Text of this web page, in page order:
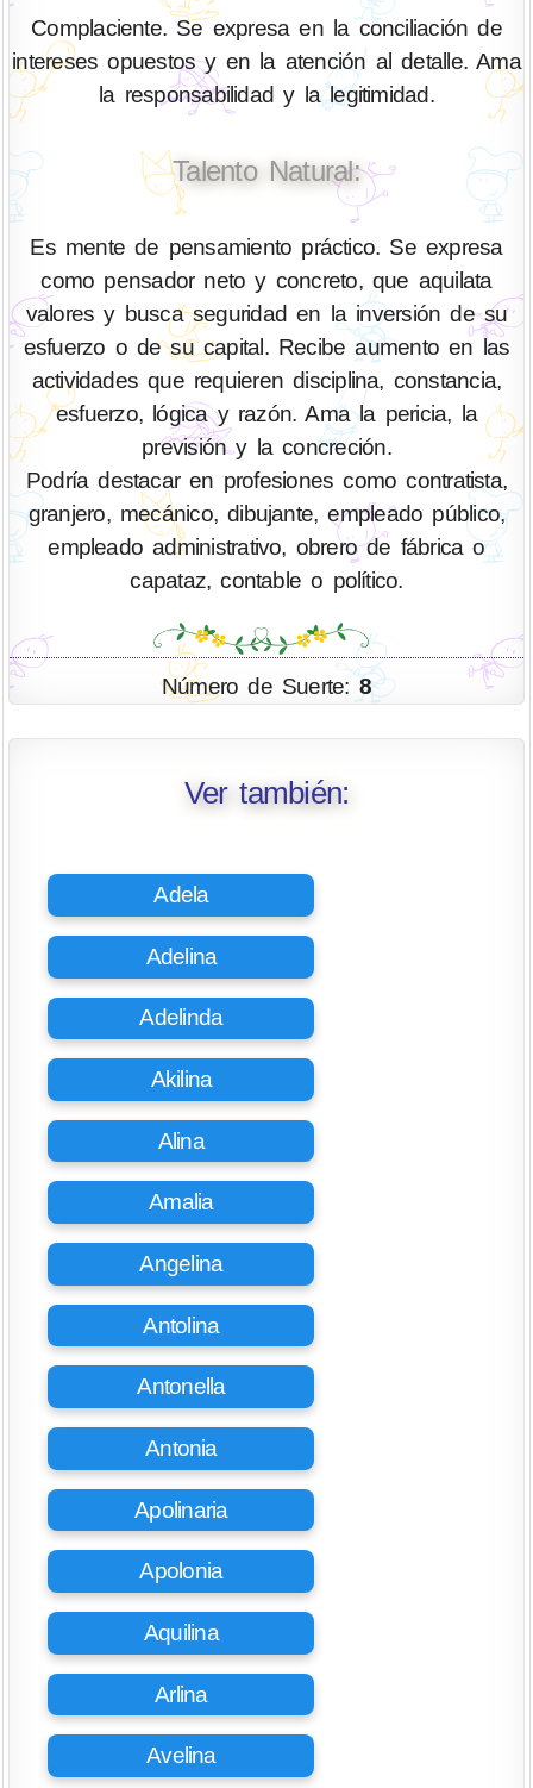
Complaciente. Se expresa en la conciliación de
intereses opuestos y en la atención al detalle. Ama
la responsabilidad y la legitimidad.
Talento Natural:
Es mente de pensamiento práctico. Se expresa
como pensador neto y concreto, que aquilata
valores y busca seguridad en la inversión de su
esfuerzo o de su capital. Recibe aumento en las
actividades que requieren disciplina, constancia,
esfuerzo, lógica y razón. Ama la pericia, la
previsión y la concreción.
Podría destacar en profesiones como contratista,
granjero, mecánico, dibujante, empleado público,
empleado administrativo, obrero de fábrica o
capataz, contable o político.
Número de Suerte: 8
Ver también:
Adela
Adelina
Adelinda
Akilina
Alina
Amalia
Angelina
Antolina
Antonella
Antonia
Apolinaria
Apolonia
Aquilina
Arlina
Avelina